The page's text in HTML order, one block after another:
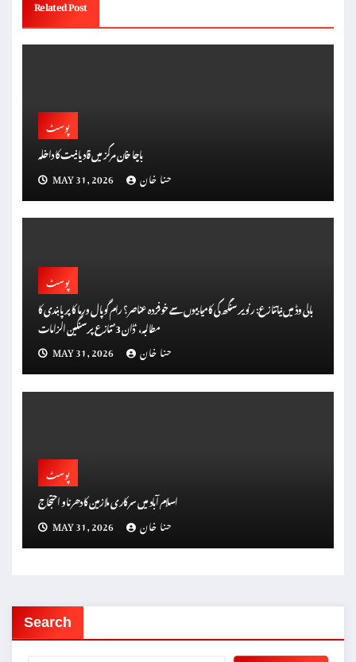
پوسٹ
باچا خان مرکز میں قادیانیت کا داخلہ
MAY 31, 2026
حنا خان
پوسٹ
بالی وڈ میں نیا تنازع: رنویر سنگھ کی کامیابیوں سے خوفزدہ عناصر؟ رام گوپال ورما کا پر پابندی کا
مطالبہ، ‘ڈان 3’ تنازع پر سنگین الزامات
MAY 31, 2026
حنا خان
پوسٹ
اسلام آباد میں سرکاری ملازمین کا دھرنا و احتجاج
MAY 31, 2026
حنا خان
Search